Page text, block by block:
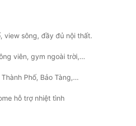
view sông, đầy đủ nội thất.
viên, gym ngoài trời,…
Phố, Bảo Tàng,…
hỗ trợ nhiệt tình